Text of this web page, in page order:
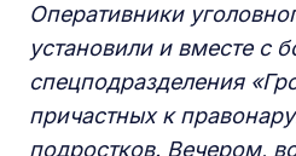
Оперативники
установили и вместе с
спецподразделения
причастных к
подростков. Вечером,